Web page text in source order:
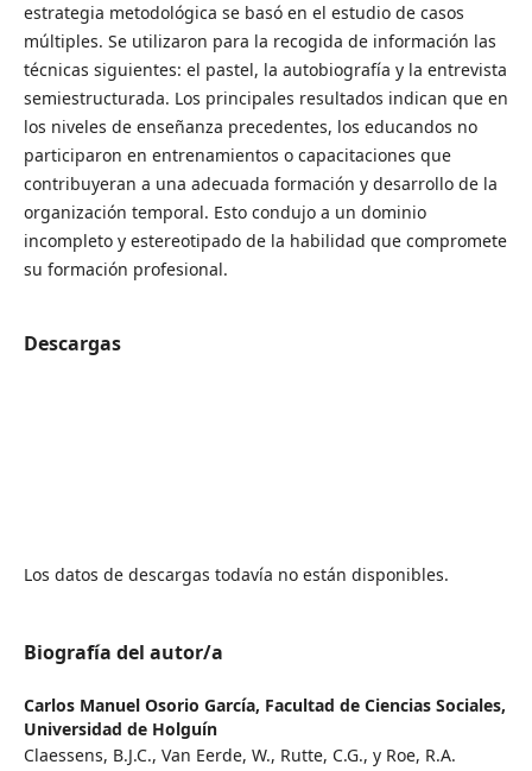
estrategia metodológica se basó en el estudio de casos
múltiples. Se utilizaron para la recogida de información las
técnicas siguientes: el pastel, la autobiografía y la entrevista
semiestructurada. Los principales resultados indican que en
los niveles de enseñanza precedentes, los educandos no
participaron en entrenamientos o capacitaciones que
contribuyeran a una adecuada formación y desarrollo de la
organización temporal. Esto condujo a un dominio
incompleto y estereotipado de la habilidad que compromete
su formación profesional.
Descargas
Los datos de descargas todavía no están disponibles.
Biografía del autor/a
Carlos Manuel Osorio García, Facultad de Ciencias Sociales,
Universidad de Holguín
Claessens, B.J.C., Van Eerde, W., Rutte, C.G., y Roe, R.A.